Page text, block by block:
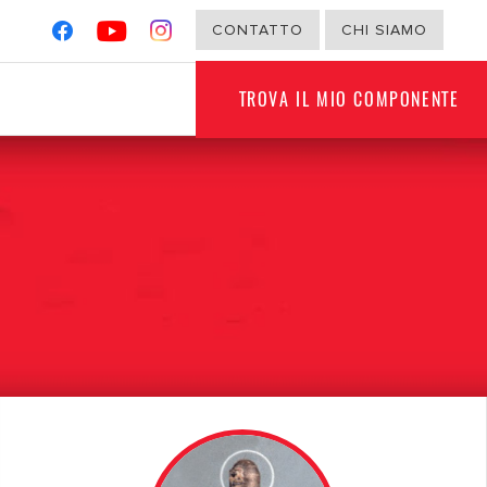
CONTATTO CHI SIAMO
TROVA IL MIO COMPONENTE